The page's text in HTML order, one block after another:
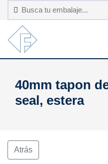
40mm tapon
seal, estera
Atrás